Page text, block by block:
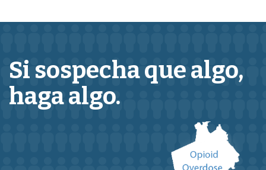
Si sospecha quealgo,
haga algo.